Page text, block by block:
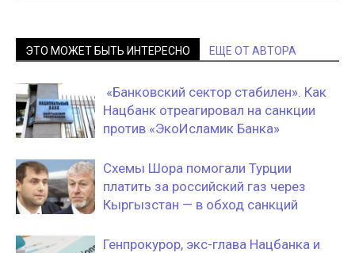
ЭТО МОЖЕТ БЫТЬ ИНТЕРЕСНО ЕЩЕ ОТ АВТОРА
«Банковский сектор стабилен». Как
Нацбанк отреагировал на санкции
против «ЭкоИсламик Банка»
Схемы Шора помогали Турции
платить за российский газ через
Кыргызстан — в обход санкций
Генпрокурор, экс-глава Нацбанка и